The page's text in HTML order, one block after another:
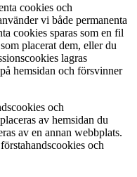
cookies och
vi både permanenta
cookies sparas som en fil
placerat dem, eller du
lagras
hemsidan och försvinner
och
av hemsidan du
av en annan webbplats.
och